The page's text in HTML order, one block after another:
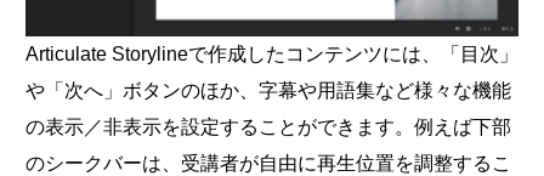
Articulate Storylineで作成したコンテンツには、「目次」
や「次へ」ボタンのほか、字幕や用語集など様々な機能
の表示／非表示を設定することができます。例えば下部
のシークバーは、受講者が自由に再生位置を調整するこ